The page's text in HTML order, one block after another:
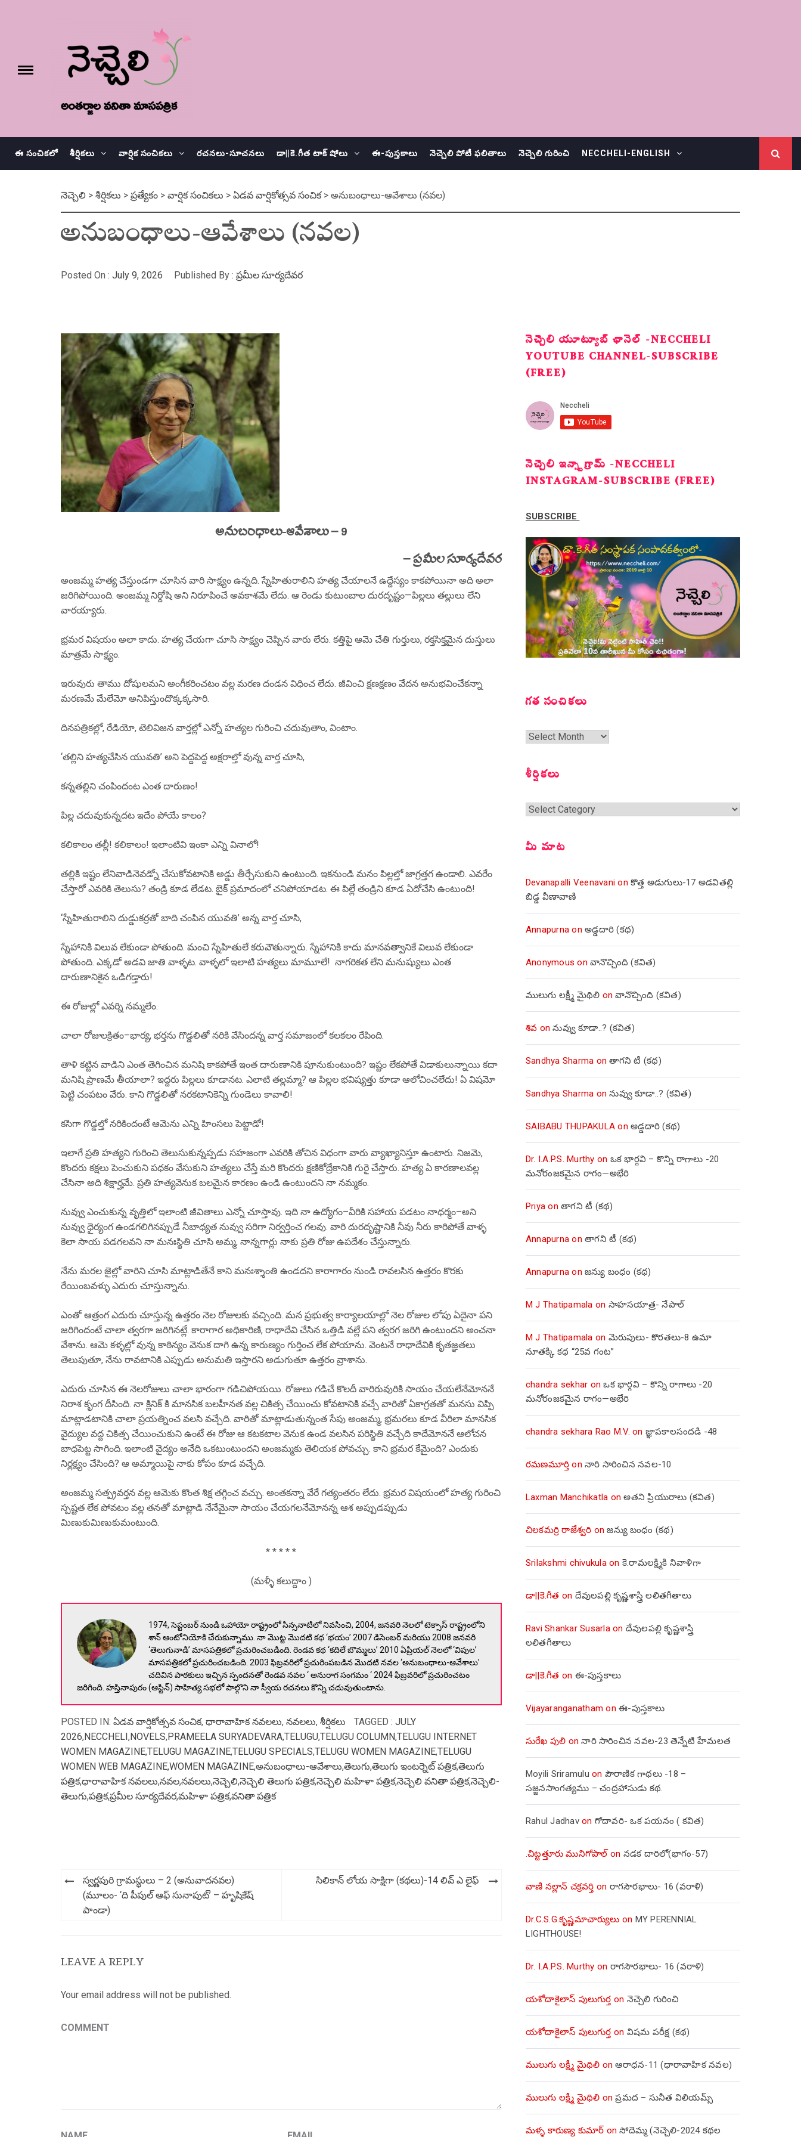
Toggle
ఈ సంచికలో శీర్షికలు వార్షిక సంచికలు రచనలు-సూచనలు డా||కె.గీత టాక్ షోలు ఈ-పుస్తకాలు నెచ్చెలి పోటీ ఫలితాలు నెచ్చెలి గురించి NECCHELI-ENGLISH
నెచ్చెలి > శీర్షికలు > ప్రత్యేకం > వార్షిక సంచికలు > ఏడవ వార్షికోత్సవ సంచిక> అనుబంధాలు-ఆవేశాలు (నవల)
అనుబంధాలు-ఆవేశాలు (నవల)
Posted On : July 9, 2026 Published By : ప్రమీల సూర్యదేవర
అనుబంధాలు-ఆవేశాలు – 9
– ప్రమీల సూర్యదేవర
అంజమ్మ హత్య చేస్తుండగా చూసిన వారి సాక్ష్యం ఉన్నది. స్నేహితురాలిని హత్య చేయాలనే ఉద్దేస్యం కాకపోయినా అది అలా
జరిగిపోయింది. అంజమ్మ నిర్దోషి అని నిరూపించే అవకాశమే లేదు. ఆ రెండు కుటుంబాల దురదృష్టం—పిల్లలు తల్లులు లేని
వారయ్యారు.
భ్రమర విషయం అలా కాదు. హత్య చేయగా చూసి సాక్ష్యం చెప్పిన వారు లేరు. కత్తిపై ఆమె చేతి గుర్తులు, రక్తసిక్తమైన దుస్తులు
మాత్రమే సాక్ష్యం.
ఇరువురు తాము దోషులమని అంగీకరించటం వల్ల మరణ దండన విధించ లేదు. జీవించి క్షణక్షణం వేదన అనుభవించేకన్నా
మరణమే మేలేమో అనిపిస్తుందొక్కక్కసారి.
దినపత్రికల్లో, రేడియో, టెలివిజన వార్తల్లో ఎన్నో హత్యల గురించి చదువుతాం, వింటాం.
‘తల్లిని హత్యచేసిన యువతి’ అని పెద్దపెద్ద అక్షరాల్తో వున్న వార్త చూసి,
కన్నతల్లిని చంపిందంట ఎంత దారుణం!
పిల్ల చదువుకున్నదట ఇదేం పోయే కాలం?
కలికాలం తల్లీ! కలికాలం! ఇలాంటివి ఇంకా ఎన్ని వినాలో!
తల్లికి ఇష్టం లేనివాడినెవడ్నో చేసుకోవటానికి అడ్డు తీర్చేసుకుని ఉంటుంది. ఇకనుండి మనం పిల్లల్తో జాగ్రత్తగ ఉండాలి. ఎవరేం
చేస్తారో ఎవరికి తెలుసు? తండ్రి కూడ లేడట. బైక్ ప్రమాదంలో చనిపోయాడట. ఈ పిల్లే తండ్రిని కూడ ఏదోచేసి ఉంటుంది!
‘స్నేహితురాలిని దుడ్డుకర్రతో బాది చంపిన యువతి’ అన్న వార్త చూసి,
స్నేహానికి విలువ లేకుండా పోతుంది. మంచి స్నేహితులే కరువౌతున్నారు. స్నేహానికి కాదు మానవత్వానికే విలువ లేకుండా
పోతుంది. ఎక్కడో అడవి జాతి వాళ్ళట. వాళ్ళలో ఇలాటి హత్యలు మామూలే! నాగరికత లేని మనుష్యులు ఎంత
దారుణానికైన ఒడిగడ్తారు!
ఈ రోజుల్లో ఎవర్ని నమ్మలేం.
చాలా రోజులక్రితం–భార్య, భర్తను గొడ్డలితో నరికి వేసిందన్న వార్త సమాజంలో కలకలం రేపింది.
తాళి కట్టిన వాడిని ఎంత తెగించిన మనిషి కాకపోతే ఇంత దారుణానికి పూనుకుంటుంది? ఇష్టం లేకపోతే విడాకులున్నాయి కదా
మనిషి ప్రాణమే తీయాలా? ఇద్దరు పిల్లలు కూడానట. ఎలాటి తల్లమ్మా? ఆ పిల్లల భవిష్యత్తు కూడా ఆలోచించలేదు! ఏ విషమో
పెట్టి చంపటం వేరు. కాని గొడ్డలితో నరకటానికెన్ని గుండెలు కావాలి!
కసిగా గొడ్డల్తో నరికిందంటే ఆమెను ఎన్ని హింసలు పెట్టాడో!
ఇలాగే ప్రతి హత్యని గురించి తెలుసుకున్నప్పడు సహజంగా ఎవరికి తోచిన విధంగా వారు వ్యాఖ్యానిస్తూ ఉంటారు. నిజమె,
కొందరు కక్షలు పెంచుకుని పధకం వేసుకుని హత్యలు చేస్తే మరి కొందరు క్షణికోద్రేకానికి గురై చేస్తారు. హత్య ఏ కారణాలవల్ల
చేసినా అది శిక్షార్హమే. ప్రతి హత్యవెనుక బలమైన కారణం ఉండి ఉంటుందని నా నమ్మకం.
నువ్వు ఎంచుకున్న వృత్తిలో ఇలాంటి జీవితాలు ఎన్నో చూస్తావు. ఇది నా ఉద్యోగం–వీరికి సహాయ పడటం నాధర్మం–అని
నువ్వు ధైర్యంగ ఉండగలిగినప్పుడే నీబాధ్యత నువ్వు సరిగా నిర్వర్తించ గలవు. వారి దురదృష్టానికి నీవు నీరు కారిపోతే వాళ్ళ
కెలా సాయ పడగలవని నా మనఃస్థితి చూసి అమ్మ, నాన్నగార్లు నాకు ప్రతి రోజు ఉపదేశం చేస్తున్నారు.
నేను మరల జైల్లో వారిని చూసి మాట్లాడితేనే కాని మనఃశ్శాంతి ఉండదని కారాగారం నుండి రావలసిన ఉత్తరం కొరకు
రేయింబవళ్ళు ఎదురు చూస్తున్నాను.
ఎంతో ఆత్రంగ ఎదురు చూస్తున్న ఉత్తరం నెల రోజులకు వచ్చింది. మన ప్రభుత్వ కార్యాలయాల్లో నెల రోజుల లోపు ఏదైనా పని
జరిగిందంటే చాలా త్వరగా జరిగినట్లే. కారాగార అధికారిణి, రాధాదేవి చేసిన ఒత్తిడి వల్లే పని త్వరగ జరిగి ఉంటుందని అంచనా
వేశాను. ఆమె కళ్ళల్లో వున్న కాఠిన్యం వెనుక దాగి ఉన్న కారుణ్యం గుర్తించ లేక పోయాను. వెంటనే రాధాదేవికి కృతజ్ఞతలు
తెలుపుతూ, నేను రావటానికి ఎప్పుడు అనుమతి ఇస్తారని అడుగుతూ ఉత్తరం వ్రాశాను.
ఎదురు చూసిన ఈ నెలరోజులు చాలా భారంగా గడిచిపోయయి. రోజులు గడిచే కొలదీ వారిరువురికి సాయం చేయలేనేమోననే
నిరాశ కృంగ దీసింది. నా క్లినిక్ కి మానసిక బలహీనత వల్ల చికిత్స చేయించు కోవటానికి వచ్చే వారితో ఏకాగ్రతతో మనసు విప్పి
మాట్లాడటానికి చాలా ప్రయత్నించ వలసి వచ్చేది. వారితో మాట్లాడుతున్నంత సేపు అంజమ్మ, భ్రమరలు కూడ వీరిలా మానసిక
వైద్యుల వద్ద చికిత్స చేయించుకుని ఉంటే ఈ రోజు ఆ కటకటాల వెనుక ఉండ వలసిన పరిస్థితి వచ్చేది కాదేమోననే ఆలోచన
బాధపెట్ట సాగింది. ఇలాంటి వైద్యం అనేది ఒకటుంటుందని అంజమ్మకు తెలియక పోవచ్చు. కాని భ్రమర కేమైంది? ఎందుకు
నిర్లక్ష్యం చేసింది? ఆ అమ్మాయిపై నాకు కోపం కూడ వచ్చేది.
అంజమ్మ సత్ప్రవర్తన వల్ల ఆమెకు కొంత శిక్ష తగ్గించ వచ్చు. అంతకన్నా వేరే గత్యంతరం లేదు. భ్రమర విషయంలో హత్య గురించి
స్పష్టత లేక పోవటం వల్ల తనతో మాట్లాడి నేనేమైనా సాయం చేయగలనేమోనన్న ఆశ అప్పుడప్పుడు
మిణుకుమిణుకుమంటుంది.
* * * * *
(మళ్ళీ కలుద్దాం )
1974, సెప్టంబర్ నుండి ఒహాయో రాష్ట్రంలో సిన్సనాటిలో నివసించి, 2004, జనవరి నెలలో టెక్సాస్ రాష్ట్రంలోని
శాన్ ఆంటోనియోకి చేరుకున్నాము. నా మొట్ట మొదటి కథ ‘భయం’ 2007 డిసెంబర్ మరియు 2008 జనవరి
‘తెలుగునాడి’ మాసపత్రికలో ప్రచురించబడింది. రెండవ కథ ‘కదిలే బొమ్మలు’ 2010 ఏప్రియల్ నెలలో ‘విపుల’
మాసపత్రికలో ప్రచురించబడింది. 2003 ఫిబ్రవరిలో ప్రచురింపబడిన మొదటి నవల ‘అనుబంధాలు-ఆవేశాలు’
చదివిన పాఠకులు ఇచ్చిన స్పందనతో రెండవ నవల ‘ అనురాగ సంగమం ‘ 2024 ఫిబ్రవరిలో ప్రచురించటం
జరిగింది. హస్తినాపురం (ఆస్టిన్) సాహిత్య సభలో పాల్గొని నా స్వీయ రచనలు కొన్ని చదువుతుంటాను.
POSTED IN: ఏడవ వార్షికోత్సవ సంచిక, ధారావాహిక నవలలు, నవలలు, శీర్షికలు TAGGED : JULY
2026,NECCHELI,NOVELS,PRAMEELA SURYADEVARA,TELUGU,TELUGU COLUMN,TELUGU INTERNET
WOMEN MAGAZINE,TELUGU MAGAZINE,TELUGU SPECIALS,TELUGU WOMEN MAGAZINE,TELUGU
WOMEN WEB MAGAZINE,WOMEN MAGAZINE,అనుబంధాలు-ఆవేశాలు,తెలుగు,తెలుగు ఇంటర్నెట్ పత్రిక,తెలుగు
పత్రిక,ధారావాహిక నవలలు,నవల,నవలలు,నెచ్చెలి,నెచ్చెలి తెలుగు పత్రిక,నెచ్చెలి మహిళా పత్రిక,నెచ్చెలి వనితా పత్రిక,నెచ్చెలి-
తెలుగు,పత్రిక,ప్రమీల సూర్యదేవర,మహిళా పత్రిక,వనితా పత్రిక
Post
navigation
స్వర్ణపురి గ్రామస్థులు – 2 (అనువాదనవల)
(మూలం- ‘ది పీపుల్ ఆఫ్ సునాపుట్’ – హృషికేష్
పాండా)
సిలికాన్ లోయ సాక్షిగా (కథలు)-14 లివ్ ఎ లైఫ్
LEAVE A REPLY
Your email address will not be published.
COMMENT
నెచ్చెలి యూట్యూబ్ ఛానెల్ -NECCHELI
YOUTUBE CHANNEL-SUBSCRIBE
(FREE)
నెచ్చెలి ఇన్స్టాగ్రామ్ -NECCHELI
INSTAGRAM-SUBSCRIBE (FREE)
SUBSCRIBE
గత సంచికలు
గత
శీర్షికలు
శీర్షికలు
మీ మాట
Devanapalli Veenavani onకొత్త అడుగులు-17 అడవితల్లి
బిడ్డ వీణావాణి
Annapurna onఅడ్డదారి (కథ)
Anonymous onవానొచ్చింది (కవిత)
ములుగు లక్ష్మీ మైథిలి onవానొచ్చింది (కవిత)
శివ onనువ్వు కూడా..? (కవిత)
Sandhya Sharma onతాగని టీ (కథ)
Sandhya Sharma onనువ్వు కూడా..? (కవిత)
SAIBABU THUPAKULA onఅడ్డదారి (కథ)
Dr. I.A.P.S. Murthy on ఒక భార్గవి – కొన్ని రాగాలు -20
మనోరంజకమైన రాగం—అభేరి
Priya onతాగని టీ (కథ)
Annapurna onతాగని టీ (కథ)
Annapurna onజన్యు బంధం (కథ)
M J Thatipamala on సాహసయాత్ర- నేపాల్‌
M J Thatipamala on మెరుపులు- కొరతలు-8 ఉమా
నూతక్కి కథ “25వ గంట”
chandra sekhar onఒక భార్గవి – కొన్ని రాగాలు -20
మనోరంజకమైన రాగం—అభేరి
chandra sekhara Rao M.V. on జ్ఞాపకాలసందడి -48
రమణమూర్తి onనారి సారించిన నవల-10
Laxman Manchikatla onఅతని ప్రియురాలు (కవిత)
చిలకమర్రి రాజేశ్వరి onజన్యు బంధం (కథ)
Srilakshmi chivukulaon కె.రామలక్ష్మికి నివాళిగా
డా||కె.గీత on దేవులపల్లి కృష్ణశాస్త్రి లలితగీతాలు
Ravi Shankar Susarlaon దేవులపల్లి కృష్ణశాస్త్రి
లలితగీతాలు
డా||కె.గీత on ఈ-పుస్తకాలు
Vijayaranganatham onఈ-పుస్తకాలు
సురేఖ పులి onనారి సారించిన నవల-23 తెన్నేటి హేమలత
Moyili Sriramulu on పౌరాణిక గాథలు -18 –
సజ్జనసాంగత్యము – చంద్రహాసుడు కథ.
Rahul Jadhavon గోదావరి- ఒక పయనం ( కవిత)
.చిట్టత్తూరు మునిగోపాల్on నడక దారిలో(భాగం-57)
వాణి నల్లాన్ చక్రవర్తి on రాగసౌరభాలు- 16 (వరాళి)
Dr.C.S.G.కృష్ణమాచార్యులు on MY PERENNIAL
LIGHTHOUSE!
Dr. I.A.P.S. Murthy on రాగసౌరభాలు- 16 (వరాళి)
యశోదాకైలాస్ పులుగుర్త on నెచ్చెలి గురించి
యశోదాకైలాస్ పులుగుర్త on విషమ పరీక్ష (క‌థ‌)
ములుగు లక్ష్మీ మైథిలి onఆరాధన-11 (ధారావాహిక నవల)
ములుగు లక్ష్మీ మైథిలి onప్రమద – సునీత విలియమ్స్
మళ్ళ కారుణ్య కుమార్ onసోదెమ్మ (నెచ్చెలి-2024 కథల